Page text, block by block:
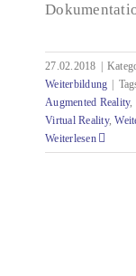
27.02.2018
Weiterbildung
Augmented Reality,
Virtual Reality,
Weiterlesen